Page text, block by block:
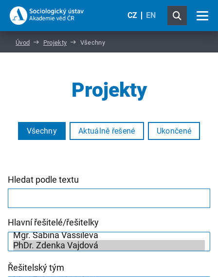
CZ EN
Úvod Projekty Všechny
Projekty
Všechny Aktuálně řešené Ukončené
Hledat podle textu
Hlavní řešitelé/řešitelky
Řešitelský tým